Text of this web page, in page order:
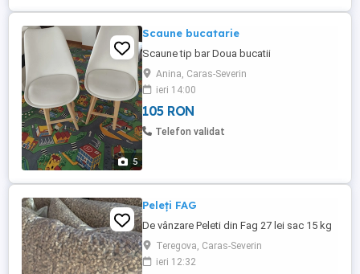
5
Scaune bucatarie
Scaune tip bar Doua bucatii
Anina, Caras-Severin
ieri 14:00
105 RON
Telefon validat
Peleți FAG
De vânzare Peleti din Fag 27 lei sac 15 kg
Teregova, Caras-Severin
ieri 12:32